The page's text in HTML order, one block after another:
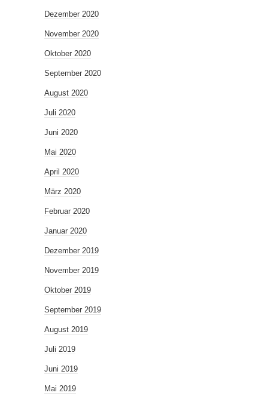
Dezember 2020
November 2020
Oktober 2020
September 2020
August 2020
Juli 2020
Juni 2020
Mai 2020
April 2020
März 2020
Februar 2020
Januar 2020
Dezember 2019
November 2019
Oktober 2019
September 2019
August 2019
Juli 2019
Juni 2019
Mai 2019